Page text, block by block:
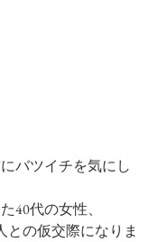
バツイチを気にし
40代の女性、
との仮交際になりま